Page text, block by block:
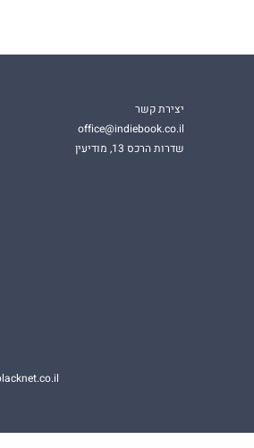
יצירת קשר
office@indiebook.co.il
שדרות הרכס 13, מודיעין